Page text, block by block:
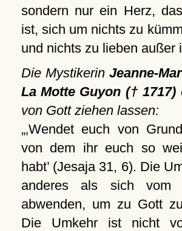
sondern nur ein Herz,
ist, sich um nichts zu
und nichts zu lieben außer
Die Mystikerin Jeanne-
La Motte Guyon († 1717)
von Gott ziehen lassen:
Wendet euch von
von dem ihr euch so
habt(Jesaja 31, 6). Die
anderes als sich vom
abwenden, um zu Gott
Die Umkehr ist nicht